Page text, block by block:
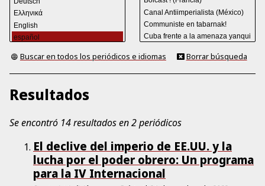
Buscar en todos los periódicos e idiomas Borrar búsqueda
Resultados
Se encontró 14 resultados en 2 periódicos
El declive del imperio de EE.UU. y la
lucha por el poder obrero: Un programa
para la IV Internacional